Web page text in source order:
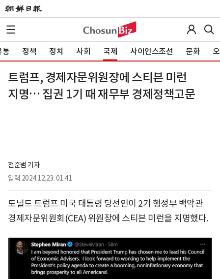
통 정책 정치 사회 국제 사이언스조선 문화
트럼프, 경제자문위원장에 스티븐 미런
지명… 집권 1기 때 재무부 경제정책고문
전준범 기자
입력 2024.12.23. 01:41
도널드 트럼프 미국 대통령 당선인이 2기 행정부 백악관
경제자문위원회(CEA) 위원장에 스티븐 미런을 지명했다.